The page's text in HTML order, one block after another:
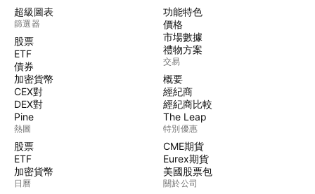
超級圖表
篩選器
股票
ETF
債券
加密貨幣
CEX對
DEX對
Pine
熱圖
股票
ETF
加密貨幣
日曆
功能特色
價格
市場數據
禮物方案
交易
概要
經紀商
經紀商比較
The Leap
特別優惠
CME期貨
Eurex期貨
美國股票包
關於公司